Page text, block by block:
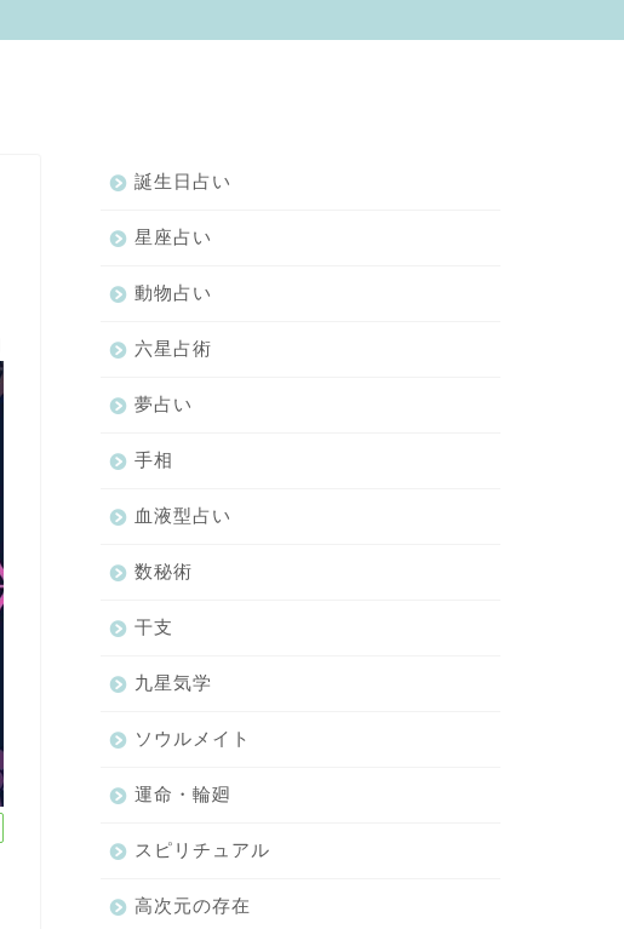
誕生日占い
星座占い
動物占い
六星占術
夢占い
手相
血液型占い
数秘術
干支
九星気学
ソウルメイト
運命・輪廻
スピリチュアル
高次元の存在